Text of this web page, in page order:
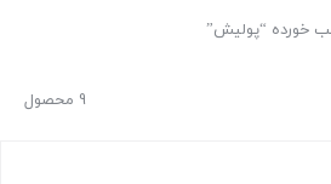
خورده “پولیش”
9 محصول